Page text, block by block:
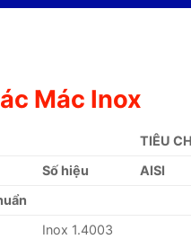
Mác Inox
TIÊU
Số hiệu AISI
Inox 1.4003